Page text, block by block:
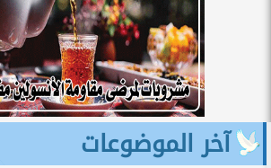
آخر الموضوعات